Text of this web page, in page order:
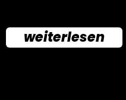
weiterlesen